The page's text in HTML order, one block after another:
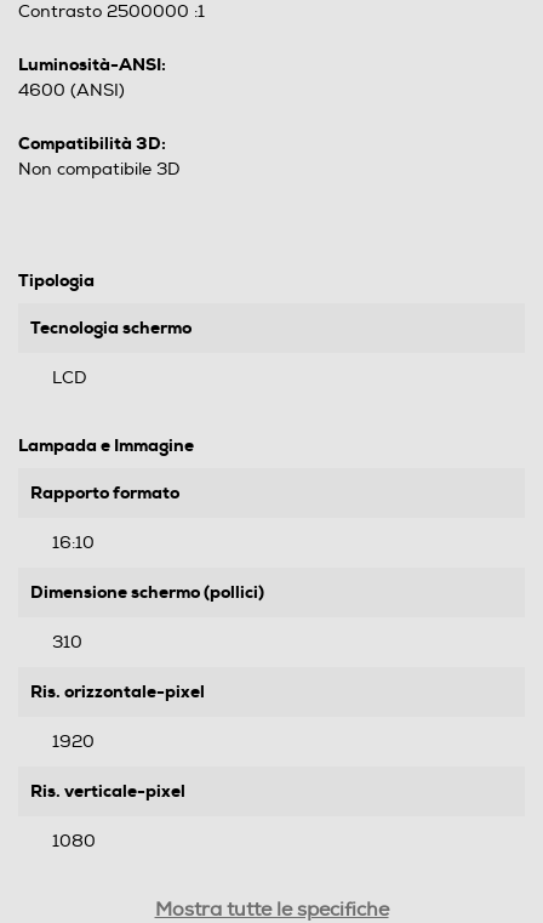
Contrasto 2500000 :1
Luminosità-ANSI:
4600 (ANSI)
Compatibilità 3D:
Non compatibile 3D
Tipologia
Tecnologia schermo
LCD
Lampada e Immagine
Rapporto formato
16:10
Dimensione schermo (pollici)
310
Ris. orizzontale-pixel
1920
Ris. verticale-pixel
1080
Mostra tutte le specifiche